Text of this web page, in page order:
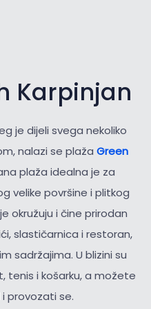
Karpinjan
je dijeli svega nekoliko
nalazi se plaža Green
plaža idealna je za
velike površine i plitkog
okružuju i čine prirodan
slastičarnica i restoran,
sadržajima. U blizini su
tenis i košarku, a možete
provozati se.